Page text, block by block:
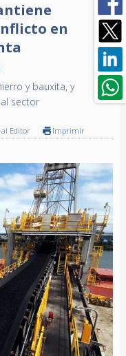
en
y bauxita, y
sector
al Editor Imprimir